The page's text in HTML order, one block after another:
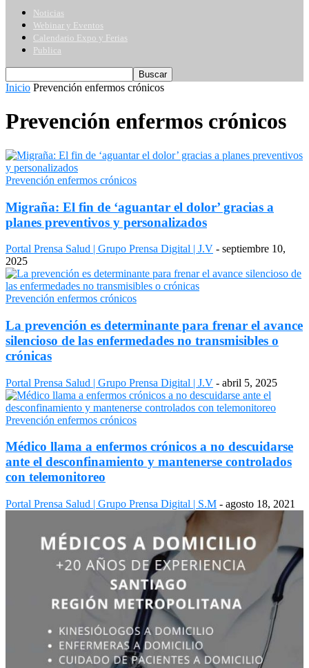
Noticias
Webinar y Eventos
Calendario Expo y Ferias
Publica
Inicio Prevención enfermos crónicos
Prevención enfermos crónicos
Prevención enfermos crónicos
Migraña: El fin de ‘aguantar el dolor’ gracias a
planes preventivos y personalizados
Portal Prensa Salud | Grupo Prensa Digital | J.V - septiembre 10,
2025
Prevención enfermos crónicos
La prevención es determinante para frenar el avance
silencioso de las enfermedades no transmisibles o
crónicas
Portal Prensa Salud | Grupo Prensa Digital | J.V - abril 5, 2025
Prevención enfermos crónicos
Médico llama a enfermos crónicos a no descuidarse
ante el desconfinamiento y mantenerse controlados
con telemonitoreo
Portal Prensa Salud | Grupo Prensa Digital | S.M - agosto 18, 2021